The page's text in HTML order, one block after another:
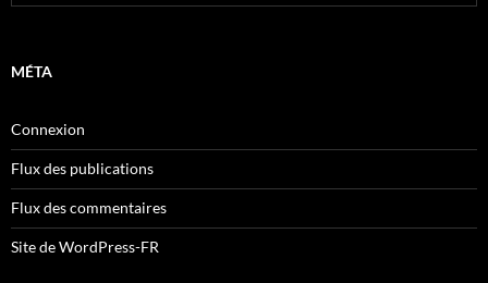
MÉTA
Connexion
Flux des publications
Flux des commentaires
Site de WordPress-FR